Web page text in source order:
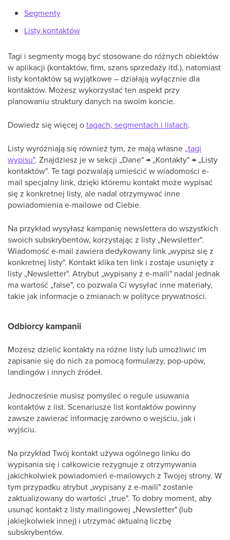
Segmenty
Listy kontaktów
Tagi i segmenty mogą być stosowane do różnych obiektów
w aplikacji (kontaktów, firm, szans sprzedaży itd.), natomiast
listy kontaktów są wyjątkowe – działają wyłącznie dla
kontaktów. Możesz wykorzystać ten aspekt przy
planowaniu struktury danych na swoim koncie.
Dowiedz się więcej otagach, segmentach i listach.
Listy wyróżniają się również tym, że mają własne „tagi
wypisu". Znajdziesz je w sekcji „Dane" → „Kontakty" → „Listy
kontaktów". Te tagi pozwalają umieścić w wiadomości e-
mail specjalny link, dzięki któremu kontakt może wypisać
się z konkretnej listy, ale nadal otrzymywać inne
powiadomienia e-mailowe od Ciebie.
Na przykład wysyłasz kampanię newslettera do wszystkich
swoich subskrybentów, korzystając z listy „Newsletter".
Wiadomość e-mail zawiera dedykowany link „wypisz się z
konkretnej listy". Kontakt klika ten link i zostaje usunięty z
listy „Newsletter". Atrybut „wypisany z e-maili" nadal jednak
ma wartość „false", co pozwala Ci wysyłać inne materiały,
takie jak informacje o zmianach w polityce prywatności.
Odbiorcy kampanii
Możesz dzielić kontakty na różne listy lub umożliwić im
zapisanie się do nich za pomocą formularzy, pop-upów,
landingów i innych źródeł.
Jednocześnie musisz pomyśleć o regule usuwania
kontaktów z list. Scenariusze list kontaktów powinny
zawsze zawierać informację zarówno o wejściu, jak i
wyjściu.
Na przykład Twój kontakt używa ogólnego linku do
wypisania się i całkowicie rezygnuje z otrzymywania
jakichkolwiek powiadomień e-mailowych z Twojej strony. W
tym przypadku atrybut „wypisany z e-maili" zostanie
zaktualizowany do wartości „true". To dobry moment, aby
usunąć kontakt z listy mailingowej „Newsletter" (lub
jakiejkolwiek innej) i utrzymać aktualną liczbę
subskrybentów.